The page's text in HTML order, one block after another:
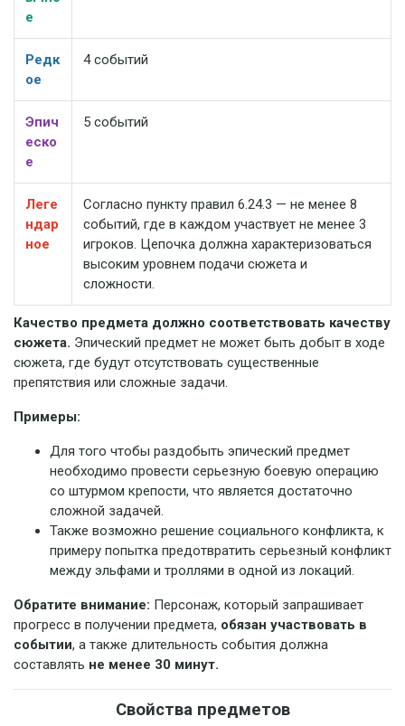
е
Редк
ое
4 событий
Эпич
еско
е
5 событий
Леге
ндар
ное
Согласно пункту правил 6.24.3 — не менее 8
событий, где в каждом участвует не менее 3
игроков. Цепочка должна характеризоваться
высоким уровнем подачи сюжета и
сложности.
Качество предмета должно соответствовать качеству
сюжета. Эпический предмет не может быть добыт в ходе
сюжета, где будут отсутствовать существенные
препятствия или сложные задачи.
Примеры:
Для того чтобы раздобыть эпический предмет
необходимо провести серьезную боевую операцию
со штурмом крепости, что является достаточно
сложной задачей.
Также возможно решение социального конфликта, к
примеру попытка предотвратить серьезный конфликт
между эльфами и троллями в одной из локаций.
Обратите внимание: Персонаж, который запрашивает
прогресс в получении предмета, обязан участвовать в
событии, а также длительность события должна
составлять не менее 30 минут.
Свойства предметов